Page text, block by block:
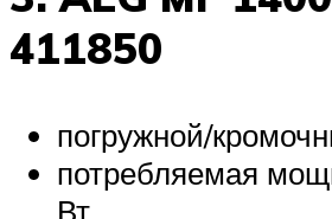
411850
погружной/
потребляемая
Вт